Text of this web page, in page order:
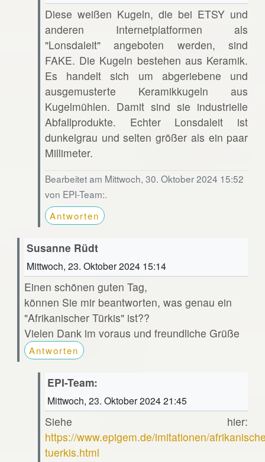
Diese weißen Kugeln, die bei ETSY und
anderen Internetplatformen als
"Lonsdaleit" angeboten werden, sind
FAKE. Die Kugeln bestehen aus Keramik.
Es handelt sich um abgeriebene und
ausgemusterte Keramikkugeln aus
Kugelmühlen. Damit sind sie industrielle
Abfallprodukte. Echter Lonsdaleit ist
dunkelgrau und selten größer als ein paar
Millimeter.
Bearbeitet am Mittwoch, 30. Oktober 2024 15:52
von EPI-Team:.
Antworten
Susanne Rüdt
Mittwoch, 23. Oktober 2024 15:14
Einen schönen guten Tag,
können Sie mir beantworten, was genau ein
"Afrikanischer Türkis" ist??
Vielen Dank im voraus und freundliche Grüße
Antworten
EPI-Team:
Mittwoch, 23. Oktober 2024 21:45
Siehe hier:
https://www.epigem.de/imitationen/
tuerkis.html